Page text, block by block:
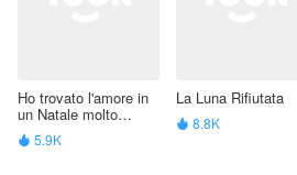
Ho trovato l'amore in
un Natale molto
pazzo!
 5.9K
La Luna Rifiutata
 8.8K